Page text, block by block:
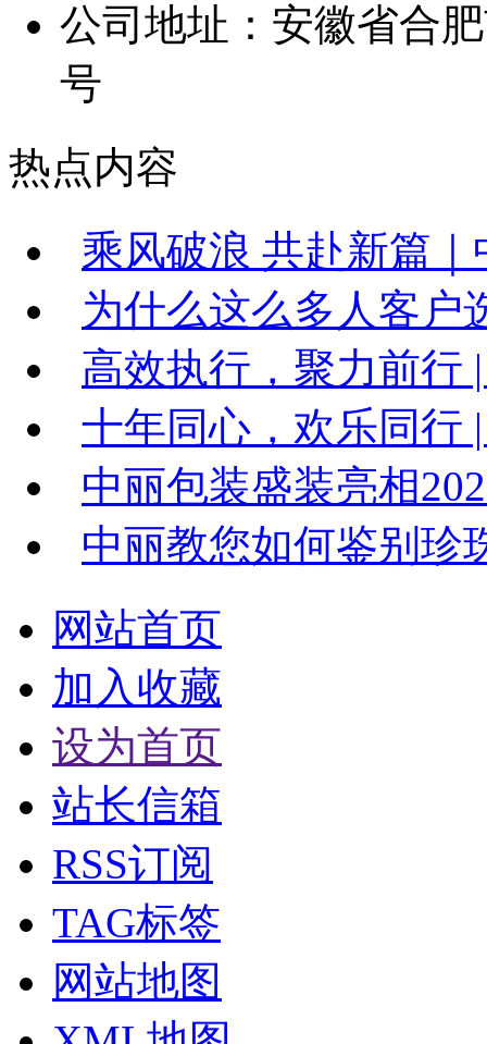
公司地址：安徽省合
号
热点内容
乘风破浪 共赴新篇｜
为什么这么多人客户
高效执行，聚力前行
十年同心，欢乐同行
中丽包装盛装亮相
中丽教您如何鉴别珍
网站首页
加入收藏
设为首页
站长信箱
RSS订阅
TAG标签
网站地图